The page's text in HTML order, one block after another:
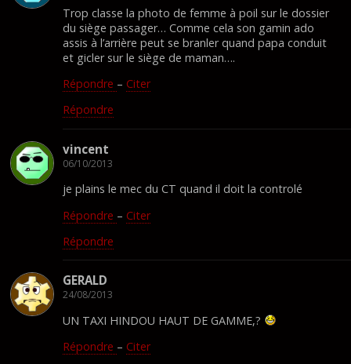
Trop classe la photo de femme à poil sur le dossier
du siège passager… Comme cela son gamin ado
assis à l’arrière peut se branler quand papa conduit
et gicler sur le siège de maman….
Répondre – Citer
Répondre
vincent
06/10/2013
je plains le mec du CT quand il doit la controlé
Répondre – Citer
Répondre
GERALD
24/08/2013
UN TAXI HINDOU HAUT DE GAMME,?
Répondre – Citer